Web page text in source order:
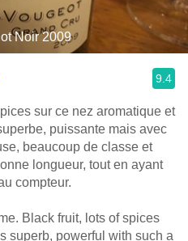
Noir 2009
9.4
sur ce nez aromatique et
puissante mais avec
beaucoup de classe et
longueur, tout en ayant
compteur.
Black fruit, lots of spices
superb, powerful with such a